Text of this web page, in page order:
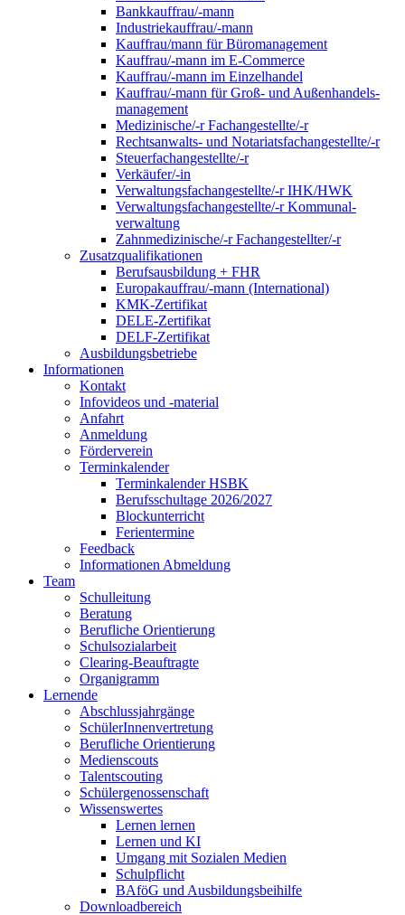
Bankkauffrau/-mann
Industriekauffrau/-mann
Kauffrau/mann für Büromanagement
Kauffrau/-mann im E-Commerce
Kauffrau/-mann im Einzelhandel
Kauffrau/-mann für Groß- und Außen­handels­
manage­ment
Medizinische/-r Fachangestellte/-r
Rechtsanwalts- und Notariatsfachangestellte/-r
Steuerfachangestellte/-r
Verkäufer/-in
Verwaltungs­fach­angestellte/-r IHK/HWK
Verwaltungsfach­angestellte/-r Kommunal­
verwaltung
Zahnmedizinische/-r Fachangestellter/-r
Zusatzqualifikationen
Berufsausbildung + FHR
Europakauffrau/-mann (International)
KMK-Zertifikat
DELE-Zertifikat
DELF-Zertifikat
Ausbildungsbetriebe
Informationen
Kontakt
Infovideos und -material
Anfahrt
Anmeldung
Förderverein
Terminkalender
Terminkalender HSBK
Berufsschultage 2026/2027
Blockunterricht
Ferientermine
Feedback
Informationen Abmeldung
Team
Schulleitung
Beratung
Berufliche Orientierung
Schulsozialarbeit
Clearing-Beauftragte
Organigramm
Lernende
Abschlussjahrgänge
SchülerInnenvertretung
Berufliche Orientierung
Medienscouts
Talentscouting
Schüler­genossen­schaft
Wissenswertes
Lernen lernen
Lernen und KI
Umgang mit Sozialen Medien
Schulpflicht
BAföG und Ausbildungsbeihilfe
Downloadbereich